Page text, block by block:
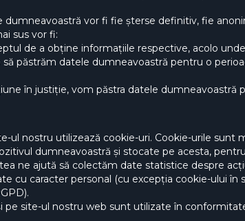
dumneavoastră vor fi fie șterse definitiv, fie
sus vor fi:
de a obține informațiile respective, acolo
păstrăm datele dumneavoastră pentru o
în justiție, vom păstra datele dumneavoastră
ul nostru utilizează cookie-uri. Cookie-urile sunt
dumneavoastră și stocate pe acesta,
ne ajută să colectăm date statistice despre
cu caracter personal (cu excepția cookie-ului în
pe site-ul nostru web sunt utilizate în